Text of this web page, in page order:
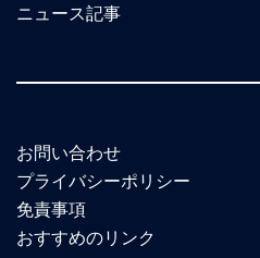
ニュース記事
お問い合わせ
プライバシーポリシー
免責事項
おすすめのリンク